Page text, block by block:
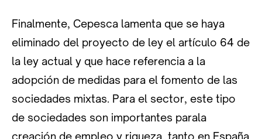
Finalmente, Cepesca lamenta que se haya
eliminado del proyecto de ley el artículo 64 de
la ley actual y que hace referencia a la
adopción de medidas para el fomento de las
sociedades mixtas. Para el sector, este tipo
de sociedades son importantes parala
creación de empleo y riqueza, tanto en España